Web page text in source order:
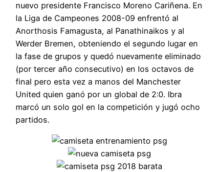
nuevo presidente Francisco Moreno Cariñena. En
la Liga de Campeones 2008-09 enfrentó al
Anorthosis Famagusta, al Panathinaikos y al
Werder Bremen, obteniendo el segundo lugar en
la fase de grupos y quedó nuevamente eliminado
(por tercer año consecutivo) en los octavos de
final pero esta vez a manos del Manchester
United quien ganó por un global de 2:0. Ibra
marcó un solo gol en la competición y jugó ocho
partidos.